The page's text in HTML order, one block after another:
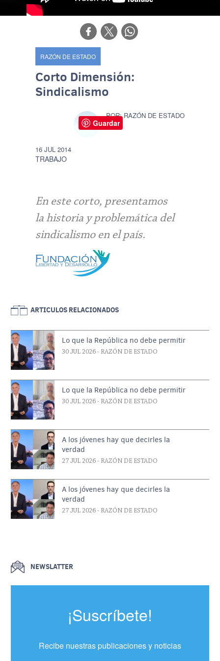
RAZÓN DE ESTADO
Corto Dimensión:
Sindicalismo
TRABAJO
RAZÓN DE ESTADO
16 JUL 2014
En este corto, presentamos
la historia y problemática del
sindicalismo en el país.
ARTICULOS RELACIONADOS
Lo que la República no debe permitir
30 JUL 2026 - RAZÓN DE ESTADO
Lo que la República no debe permitir
30 JUL 2026 - RAZÓN DE ESTADO
A los jóvenes hay que decirles la
verdad
27 JUL 2026 - RAZÓN DE ESTADO
A los jóvenes hay que decirles la
verdad
27 JUL 2026 - RAZÓN DE ESTADO
NEWSLATTER
¡Suscríbete!
Recibe nuestras publicaciones y noticias
Guardar